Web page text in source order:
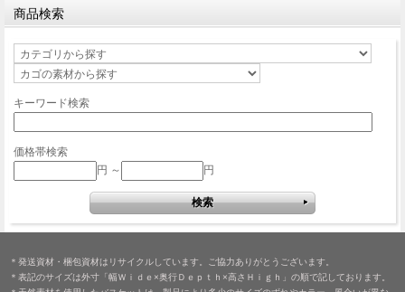
商品検索
キーワード検索
価格帯検索
円 ～
円
＊発送資材・梱包資材はリサイクルしています。ご協力ありがとうございます。
＊表記のサイズは外寸「幅Ｗｉｄｅ×奥行Ｄｅｐｔｈ×高さＨｉｇｈ」の順で記しております。